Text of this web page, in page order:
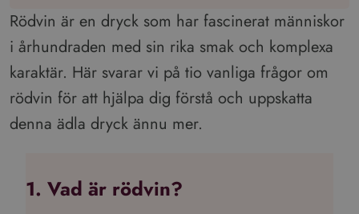
Rödvin är en dryck som har fascinerat människor
i århundraden med sin rika smak och komplexa
karaktär. Här svarar vi på tio vanliga frågor om
rödvin för att hjälpa dig förstå och uppskatta
denna ädla dryck ännu mer.
1. Vad är rödvin?